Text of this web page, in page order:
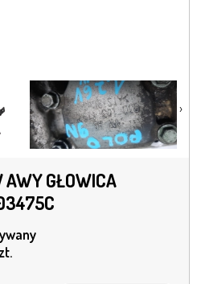
›
AWY GŁOWICA